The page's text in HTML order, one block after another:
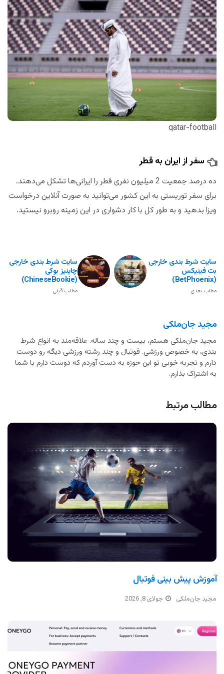
qatar-football
سفر از ایران به قطر
ده درصد جمعیت 2 میلیون نفری قطر را ایرانی‌ها تشکل می‌دهند.
برای سفر توریستی به این کشور می‌توانید به صورت آنلاین درخواست
ویزا بدهید و به طور کل با کار دشواری در این زمینه روبرو نیستید.
سایت شرط بندی خارجی
چاینیز بوکی
(ChineseBookie)
مطلب قبلی
سایت شرط بندی خارجی
بت فینیکس
(BetPhoenix)
مطلب بعدی
مجید جان‌ملکی
مجید جان‌ملکی هستم، بیست و چند ساله. علاقه‌مند به انواع شرط
بندی، به خصوص ورزشی. فوتبال و چند رشته ورزشی دیگه رو دوست
دارم و تجربه خوبی تو این حوزه به دست آوردم که دوست دارم با شما
به اشتراک بذارم.
مطالب مرتبط
آموزش پیش بینی فوتبال
مجید جان‌ملکی جولای 8, 2026